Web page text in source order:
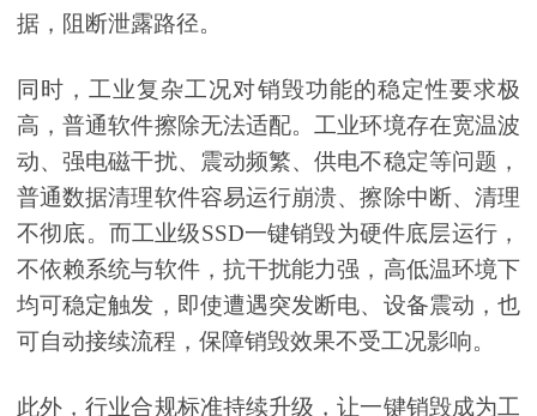
据，阻断泄露路径。
同时，工业复杂工况对销毁功能的稳定性要求极
高，普通软件擦除无法适配。工业环境存在宽温波
动、强电磁干扰、震动频繁、供电不稳定等问题，
普通数据清理软件容易运行崩溃、擦除中断、清理
不彻底。而工业级SSD一键销毁为硬件底层运行，
不依赖系统与软件，抗干扰能力强，高低温环境下
均可稳定触发，即使遭遇突发断电、设备震动，也
可自动接续流程，保障销毁效果不受工况影响。
此外，行业合规标准持续升级，让一键销毁成为工